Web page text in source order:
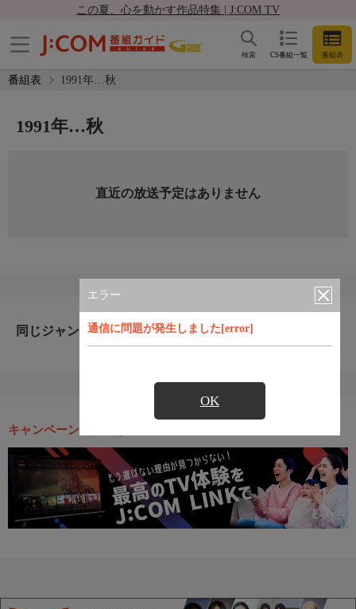
この夏、心を動かす作品特集 | J:COM TV
CS番組一覧 番組表
検索
番組表 1991年…秋
エラー
通信に問題が発生しました[error]
OK
1991年…秋
直近の放送予定はありません
同じジャンルのおすすめ番組
キャンペーン・お得な情報